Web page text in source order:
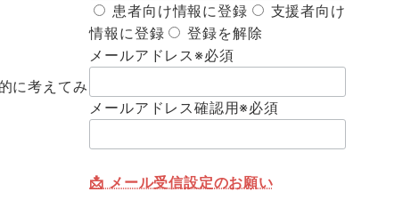
に考えてみ
患者向け情報に登録
支援者向け
情報に登録
登録を解除
メールアドレス ※必須
メールアドレス確認用※必須
📩 メール受信設定のお願い